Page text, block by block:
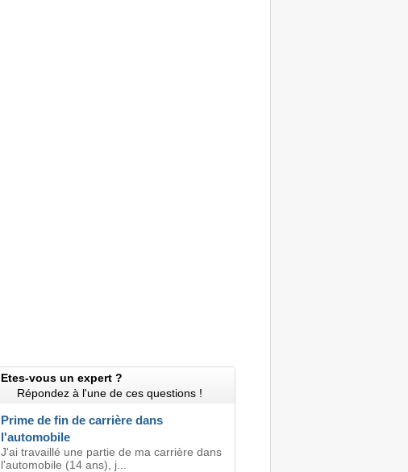
Etes-vous un expert ?
Répondez à l'une de ces questions !
Prime de fin de carrière dans
l'automobile
J'ai travaillé une partie de ma carrière dans
l'automobile (14 ans), j...